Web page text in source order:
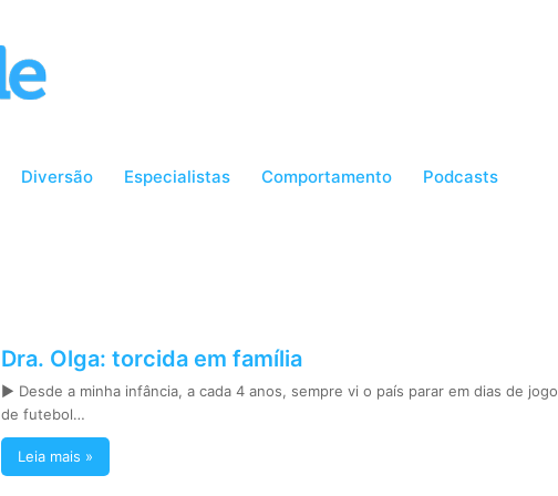
Diversão Especialistas Comportamento Podcasts
Dra. Olga: torcida em família
► Desde a minha infância, a cada 4 anos, sempre vi o país parar em dias de jogo
de futebol…
Leia mais »